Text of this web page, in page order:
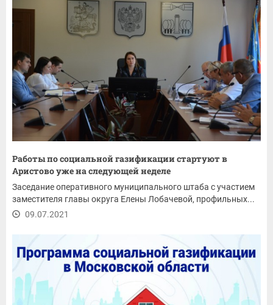
Работы по социальной газификации стартуют в
Аристово уже на следующей неделе
Заседание оперативного муниципального штаба с участием
заместителя главы округа Елены Лобачевой, профильных...
09.07.2021